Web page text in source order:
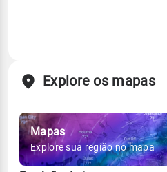
Explore os mapas
Mapas
Explore sua região no mapa